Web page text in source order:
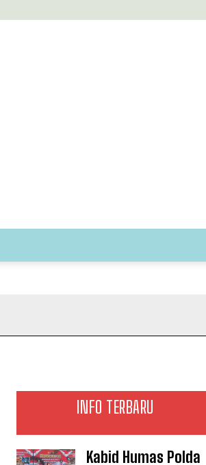
INFO TERBARU
Kabid Humas Polda